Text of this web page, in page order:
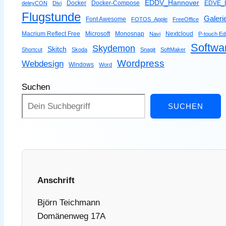
deleyCON Divi Docker Docker-Compose EDDV_Hannover
Flugstunde Font Awesome FOTOS_Apple FreeOffice
Macrium Reflect Free Microsoft Monosnap Navi Nextcloud P-touch
Shortcut Skitch Skoda Skydemon Snagit SoftMaker
Webdesign Windows Word Wordpress
Suchen
SUCHEN
Anschrift
Björn Teichmann
Domänenweg 17A